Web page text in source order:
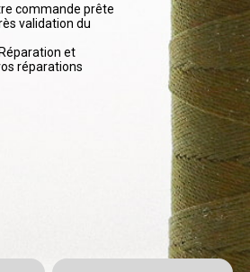
commande prête
validation du
et
réparations